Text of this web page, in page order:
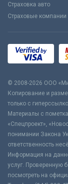
Страховка авто
Страховые компании
© 2008-2026 ООО
Копирование и
только с
Материалы с
«Спецпроект»,
понимании Закона
ответственность
Информация на
услуг. Проверенную
посмотреть на